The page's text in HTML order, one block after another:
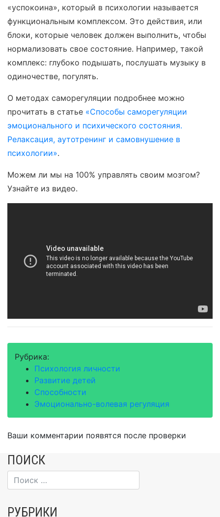
«успокоина», который в психологии называется
функциональным комплексом. Это действия, или
блоки, которые человек должен выполнить, чтобы
нормализовать свое состояние. Например, такой
комплекс: глубоко подышать, послушать музыку в
одиночестве, погулять.
О методах саморегуляции подробнее можно
прочитать в статье «Способы саморегуляции
эмоционального и психического состояния.
Релаксация, аутотренинг и самовнушение в
психологии».
Можем ли мы на 100% управлять своим мозгом?
Узнайте из видео.
Рубрика:
Психология личности
Развитие детей
Способности
Эмоционально-волевая регуляция
Ваши комментарии появятся после проверки
ПОИСК
РУБРИКИ